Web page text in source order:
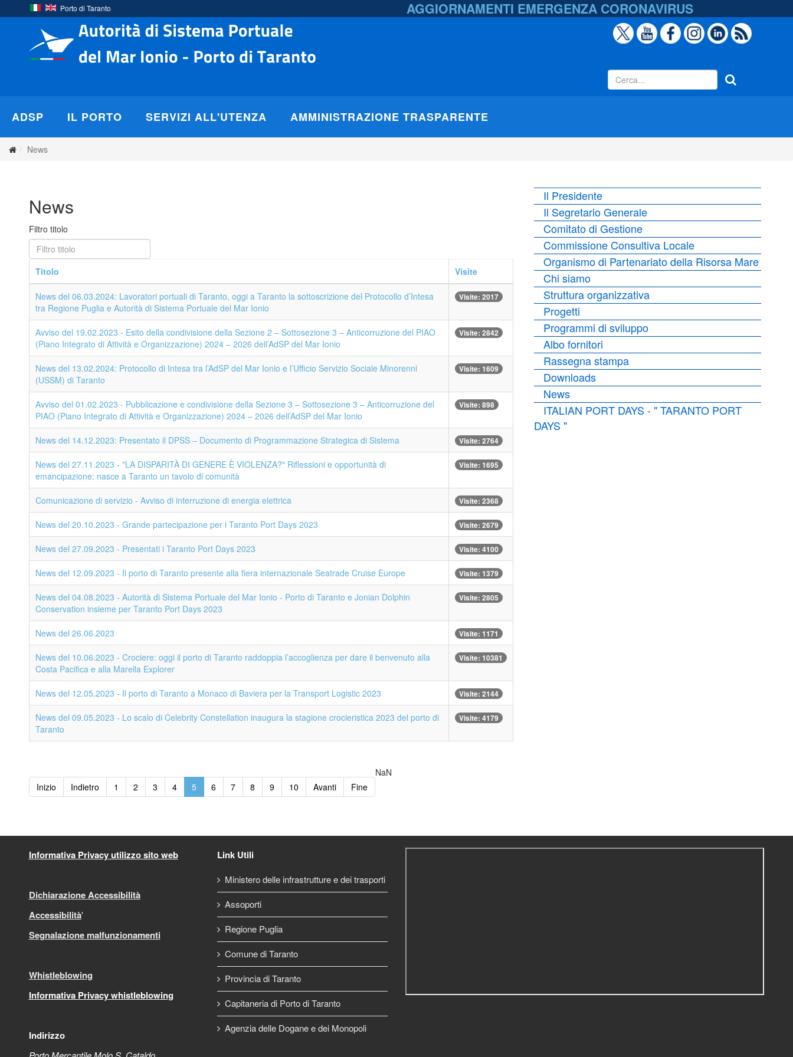
Porto di Taranto AGGIORNAMENTI EMERGENZA CORONAVIRUS
ADSP IL PORTO SERVIZI ALL'UTENZA AMMINISTRAZIONE TRASPARENTE
News
News
Filtro titolo
Titolo Visite
News del 06.03.2024: Lavoratori portuali di Taranto, oggi a Taranto la sottoscrizione del Protocollo d’Intesa
tra Regione Puglia e Autorità di Sistema Portuale del Mar Ionio
Visite: 2017
Avviso del 19.02.2023 - Esito della condivisione della Sezione 2 – Sottosezione 3 – Anticorruzione del PIAO
(Piano Integrato di Attività e Organizzazione) 2024 – 2026 dell’AdSP del Mar Ionio
Visite: 2842
News del 13.02.2024: Protocollo di Intesa tra l’AdSP del Mar Ionio e l’Ufficio Servizio Sociale Minorenni
(USSM) di Taranto
Visite: 1609
Avviso del 01.02.2023 - Pubblicazione e condivisione della Sezione 3 – Sottosezione 3 – Anticorruzione del
PIAO (Piano Integrato di Attività e Organizzazione) 2024 – 2026 dell’AdSP del Mar Ionio
Visite: 898
News del 14.12.2023: Presentato il DPSS – Documento di Programmazione Strategica di Sistema Visite: 2764
News del 27.11.2023 - "LA DISPARITÀ DI GENERE È VIOLENZA?" Riflessioni e opportunità di
emancipazione: nasce a Taranto un tavolo di comunità
Visite: 1695
Comunicazione di servizio - Avviso di interruzione di energia elettrica Visite: 2368
News del 20.10.2023 - Grande partecipazione per i Taranto Port Days 2023 Visite: 2679
News del 27.09.2023 - Presentati i Taranto Port Days 2023 Visite: 4100
News del 12.09.2023 - Il porto di Taranto presente alla fiera internazionale Seatrade Cruise Europe Visite: 1379
News del 04.08.2023 - Autorità di Sistema Portuale del Mar Ionio - Porto di Taranto e Jonian Dolphin
Conservation insieme per Taranto Port Days 2023
Visite: 2805
News del 26.06.2023 Visite: 1171
News del 10.06.2023 - Crociere: oggi il porto di Taranto raddoppia l’accoglienza per dare il benvenuto alla
Costa Pacifica e alla Marella Explorer
Visite: 10381
News del 12.05.2023 - Il porto di Taranto a Monaco di Baviera per la Transport Logistic 2023 Visite: 2144
News del 09.05.2023 - Lo scalo di Celebrity Constellation inaugura la stagione crocieristica 2023 del porto di
Taranto
Visite: 4179
NaN
Inizio
Indietro 1 2 3 4 5 6 7 8 9 10 Avanti Fine
Il Presidente
Il Segretario Generale
Comitato di Gestione
Commissione Consultiva Locale
Organismo di Partenariato della Risorsa Mare
Chi siamo
Struttura organizzativa
Progetti
Programmi di sviluppo
Albo fornitori
Rassegna stampa
Downloads
News
ITALIAN PORT DAYS - " TARANTO PORT
DAYS "
Informativa Privacy utilizzo sito web
Dichiarazione Accessibilità
Accessibilità'
Segnalazione malfunzionamenti
Whistleblowing
Informativa Privacy whistleblowing
Indirizzo
Link Utili
Ministero delle infrastrutture e dei trasporti
Assoporti
Regione Puglia
Comune di Taranto
Provincia di Taranto
Capitaneria di Porto di Taranto
Agenzia delle Dogane e dei Monopoli